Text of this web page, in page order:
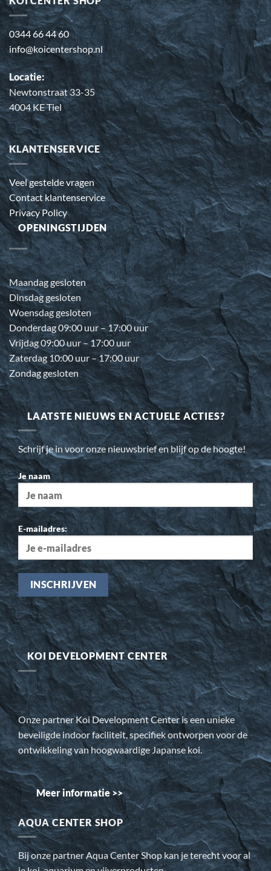
0344 66 44 60
info@koicentershop.nl
Locatie:
Newtonstraat 33-35
4004 KE Tiel
KLANTENSERVICE
Veel gestelde vragen
Contact klantenservice
Privacy Policy
OPENINGSTIJDEN
Maandag gesloten
Dinsdag gesloten
Woensdag gesloten
Donderdag 09:00 uur – 17:00 uur
Vrijdag 09:00 uur – 17:00 uur
Zaterdag 10:00 uur – 17:00 uur
Zondag gesloten
LAATSTE NIEUWS EN ACTUELE ACTIES?
Schrijf je in voor onze nieuwsbrief en blijf op de hoogte!
Je naam
E-mailadres:
KOI DEVELOPMENT CENTER
Onze partner Koi Development Center is een unieke
beveiligde indoor faciliteit, specifiek ontworpen voor de
ontwikkeling van hoogwaardige Japanse koi.
Meer informatie >>
AQUA CENTER SHOP
Bij onze partner Aqua Center Shop kan je terecht voor al